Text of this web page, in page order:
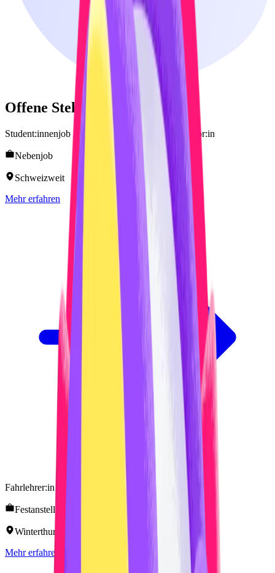
Offene Stellen
Student:innenjob / Nebenjob als Nothelferinstruktor:in
Nebenjob
Schweizweit
Mehr erfahren
Fahrlehrer:in Kat. B (Kat. A von Vorteil)
Festanstellung 80 - 100 %
Winterthur (ZH)
Mehr erfahren